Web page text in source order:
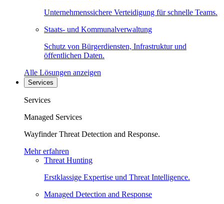
Unternehmenssichere Verteidigung für schnelle Teams.
Staats- und Kommunalverwaltung
Schutz von Bürgerdiensten, Infrastruktur und
öffentlichen Daten.
Alle Lösungen anzeigen
Services
Services
Managed Services
Wayfinder Threat Detection and Response.
Mehr erfahren
Threat Hunting
Erstklassige Expertise und Threat Intelligence.
Managed Detection and Response